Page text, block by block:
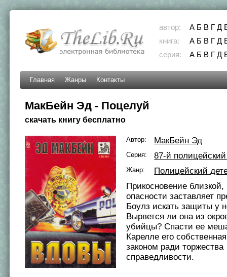
автор: А Б В Г Д
книга:
А Б В Г Д
серия:
А Б В Г Д
Главная Жанры Контакты
МакБейн Эд - Поцелуй
скачать книгу бесплатно
Автор: МакБейн Эд
Серия: 87-й полицейский
Жанр:
Полицейский
Прикосновение близкой,
опасности заставляет
Боулз искать защиты у
Вырвется ли она из
убийцы? Спасти ее
Карелле его
законом ради торжества
справедливости.